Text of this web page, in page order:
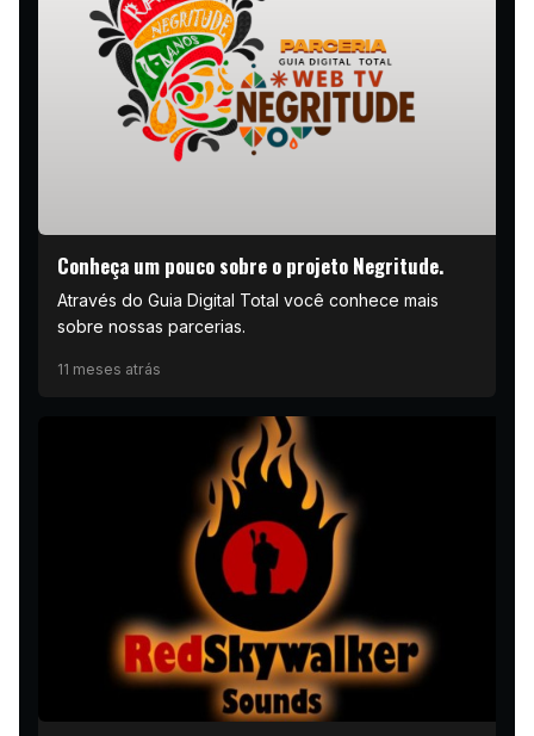
Conheça um pouco sobre o projeto Negritude.
Através do Guia Digital Total você conhece mais
sobre nossas parcerias.
11 meses atrás